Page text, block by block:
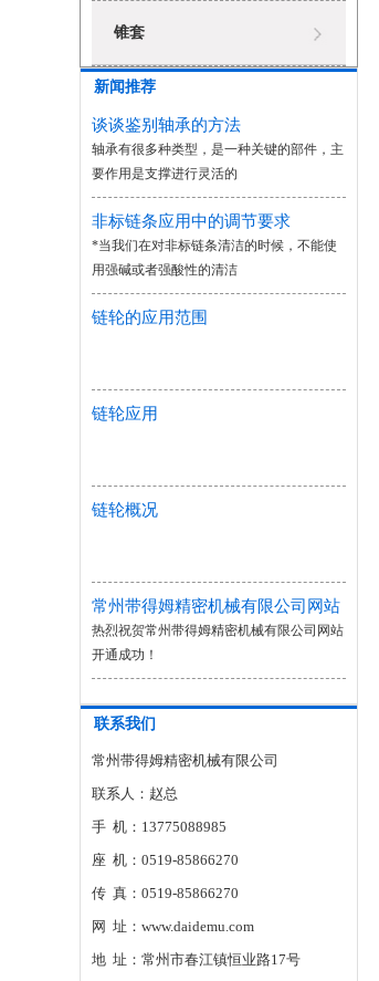
锥套
新闻推荐
谈谈鉴别轴承的方法
轴承有很多种类型，是一种关键的部件，主
要作用是支撑进行灵活的
非标链条应用中的调节要求
*当我们在对非标链条清洁的时候，不能使
用强碱或者强酸性的清洁
链轮的应用范围
链轮应用
链轮概况
常州带得姆精密机械有限公司网站
开通成功！
热烈祝贺常州带得姆精密机械有限公司网站
开通成功！
联系我们
常州带得姆精密机械有限公司
联系人：赵总
手 机：13775088985
座 机：0519-85866270
传 真：0519-85866270
网 址：www.daidemu.com
地 址：常州市春江镇恒业路17号